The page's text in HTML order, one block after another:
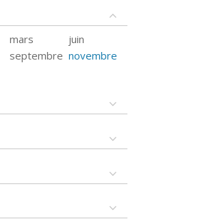
mars
juin
septembre novembre